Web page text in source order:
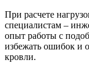
При расчете
специалистам –
опыт работы с
избежать ошибок и
кровли.